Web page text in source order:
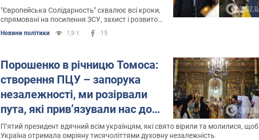
"Європейська Солідарность" схвалює всі кроки,
спрямовані на посилення ЗСУ, захист і розвиток
української мови і заборону кремлівської церкви
Новини політики 1,9 т. 15
Порошенко в річницю Томоса:
створення ПЦУ – запорука
незалежності, ми розірвали
пута, які прив’язували нас до
Москви
П’ятий президент вдячний всім українцям, які свято вірили та молилися, щоб
Україна отримала омріяну тисячоліттями духовну незалежність